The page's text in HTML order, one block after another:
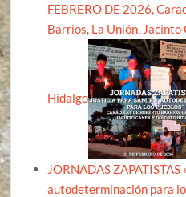
FEBRERO DE 2026,
Barrios, La Unión, Jacinto
Hidalgo
JORNADAS
autodeterminación para